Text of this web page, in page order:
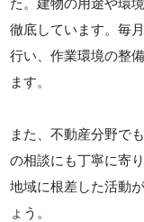
た。建物の用途や環
徹底しています。毎
行い、作業環境の整
ます。
また、不動産分野で
の相談にも丁寧に寄
地域に根差した活動
ょう。